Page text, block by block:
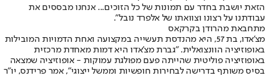
הזאת יושבת בחדר עם תמונות של כל הזוכים... אנחנו מבססים את
עבודתנו על רצונו וצוואתו של אלפרד נובל״.
מתחבאת מהרודן בקרקאס
מצ'אדו, בת 57, היא מהנדסת תעשייה במקצועה ואחת הדמויות המובילות
באופוזיציה הוונצואלית. ״גברת מצ'אדו היא דמות מאחדת מרכזית
באופוזיציה פוליטית שהייתה פעם מפולגת עמוקות - אופוזיציה שמצאה
בסיס משותף בדרישה לבחירות חופשיות וממשל ייצוגי״, אמר פרידנס, יו״ר